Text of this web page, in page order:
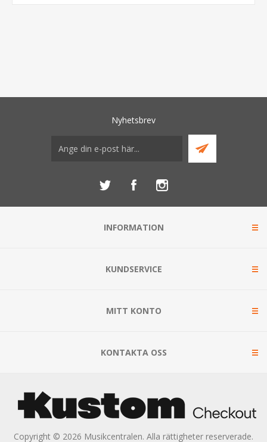
Nyhetsbrev
INFORMATION
KUNDSERVICE
MITT KONTO
KONTAKTA OSS
Copyright © 2026 Musikcentralen. Alla rättigheter reserverade.